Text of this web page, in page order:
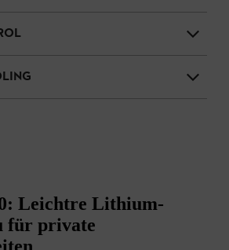
Leichtre Lithium-
für private